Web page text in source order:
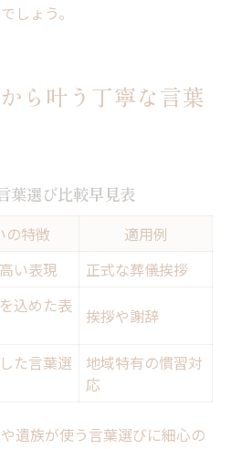
しょう。
ら叶う丁寧な言葉
葉選び比較早見表
の特徴
適用例
い表現 正式な葬儀挨拶
込めた表
挨拶や謝辞
た言葉選
地域特有の慣習対
応
遺族が使う言葉選びに細心の